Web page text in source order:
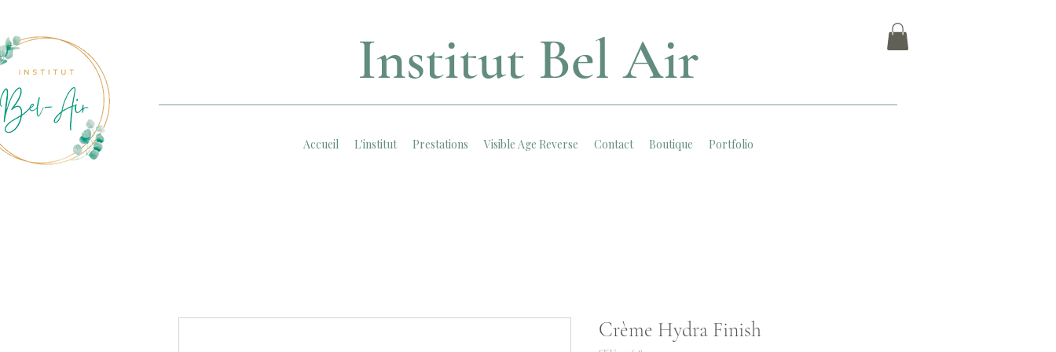
Institut Bel Air
Accueil L'institut Prestations Visible Age Reverse Contact Boutique Portfolio
Crème Hydra Finish